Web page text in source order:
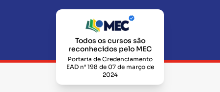
Todos os cursos são
reconhecidos pelo MEC
Portaria de Credenciamento
EAD n° 198 de 07 de março de
2024